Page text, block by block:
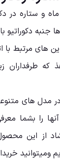
و ستاره در
جنبه دکوراتیو
های مرتبط با
که طرفداران
مدل های
را بشما
از این محصول
ومیتوانید